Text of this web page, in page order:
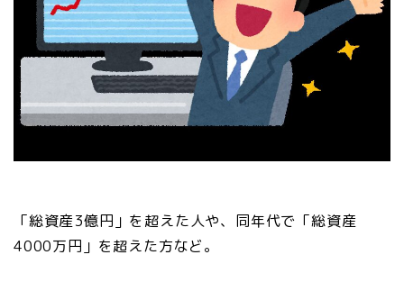
「総資産3億円」を超えた人や、同年代で「総資産
4000万円」を超えた方など。